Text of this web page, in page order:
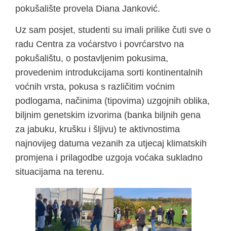
pokušalište provela Diana Janković.
Uz sam posjet, studenti su imali prilike čuti sve o
radu Centra za voćarstvo i povrćarstvo na
pokušalištu, o postavljenim pokusima,
provedenim introdukcijama sorti kontinentalnih
voćnih vrsta, pokusa s različitim voćnim
podlogama, načinima (tipovima) uzgojnih oblika,
biljnim genetskim izvorima (banka biljnih gena
za jabuku, krušku i šljivu) te aktivnostima
najnovijeg datuma vezanih za utjecaj klimatskih
promjena i prilagodbe uzgoja voćaka sukladno
situacijama na terenu.